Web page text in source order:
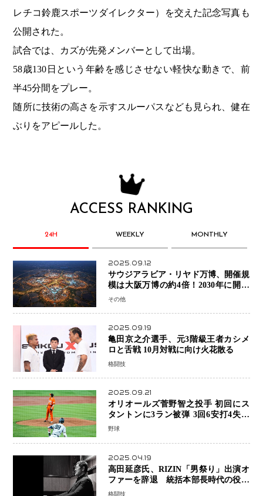
レチコ鈴鹿スポーツダイレクター）を交えた記念写真も
公開された。
試合では、カズが先発メンバーとして出場。
58歳130日という年齢を感じさせない軽快な動きで、前
半45分間をプレー。
随所に技術の高さを示すスルーパスなども見られ、健在
ぶりをアピールした。
ACCESS RANKING
24H WEEKLY MONTHLY
2025.09.12
サウジアラビア・リヤド万博、開催規
模は大阪万博の約4倍！2030年に開幕
予定
その他
2025.09.19
亀田京之介選手、元3階級王者カシメ
格闘技
2025.09.21
オリオールズ菅野智之投手 初回にス
タントンに3ラン被弾 3回6安打4失点
で降板
野球
2025.04.19
高田延彦氏、RIZIN「男祭り」出演オ
ファーを辞退 統括本部長時代の役目
「すでに終えています」と明言
格闘技